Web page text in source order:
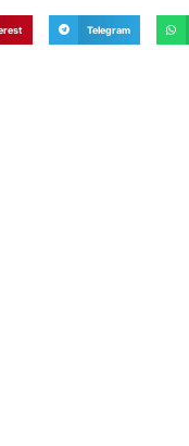
Telegram